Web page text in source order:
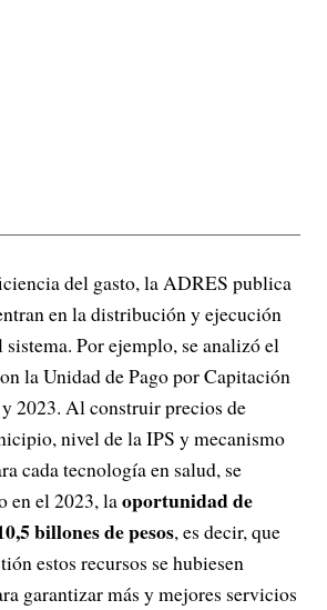
del gasto, la ADRES publica
en la distribución y ejecución
sistema. Por ejemplo, se analizó el
la Unidad de Pago por Capitación
2023. Al construir precios de
nivel de la IPS y mecanismo
cada tecnología en salud, se
en el 2023, laoportunidad de
billones de pesos, es decir, que
estos recursos se hubiesen
garantizar más y mejores servicios